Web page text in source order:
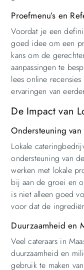
Proefmenu’s en
Voordat je een
goed idee om een
kans om de
aanpassingen te
lees online
ervaringen van
De Impact van
Ondersteuning
Lokale
ondersteuning van
werken met lokale
bij aan de groei en
is niet alleen goed
voor dat de
Duurzaamheid en
Veel cateraars in
duurzaamheid en
gebruik te maken